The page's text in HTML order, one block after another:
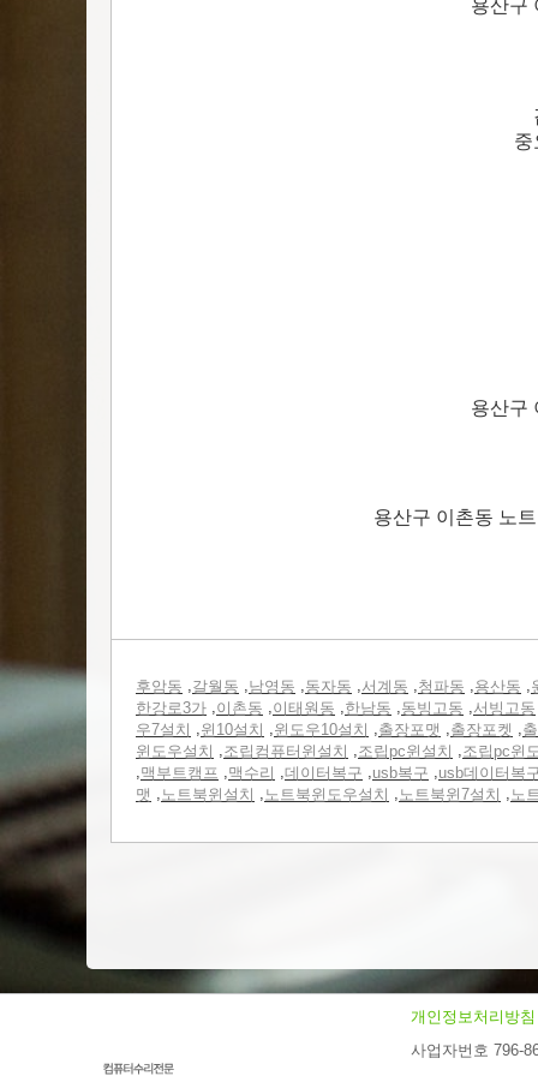
용산구
중
용산구
용산구 이촌동 노
후암동 ,갈월동 ,남영동 ,동자동 ,서계동 ,청파동 ,용산동 ,
한강로3가 ,이촌동 ,이태원동 ,한남동 ,동빙고동 ,서빙고동
우7설치 ,윈10설치 ,윈도우10설치 ,출장포맷 ,출장포켓 ,
윈도우설치 ,조립컴퓨터윈설치 ,조립pc윈설치 ,조립pc윈
,맥부트캠프 ,맥수리 ,데이터복구 ,usb복구 ,usb데이터복
맷 ,노트북윈설치 ,노트북윈도우설치 ,노트북윈7설치 ,노
개인정보처리방침
사업자번호 796-